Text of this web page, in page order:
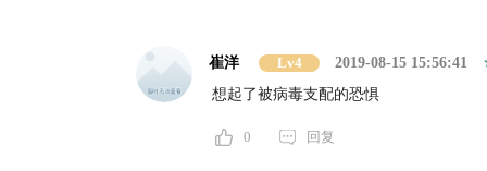
崔洋 Lv4
2019-08-15 15:56:41
想起了被病毒支配的恐惧
0 回复